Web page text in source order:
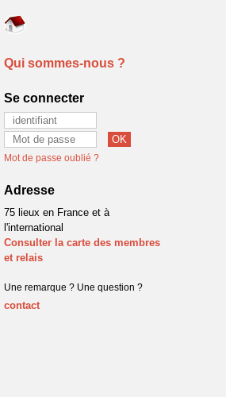
Qui sommes-nous ?
Se connecter
Mot de passe oublié ?
Adresse
75 lieux en France et à
l'international
Consulter la carte des membres
et relais
Une remarque ? Une question ?
contact